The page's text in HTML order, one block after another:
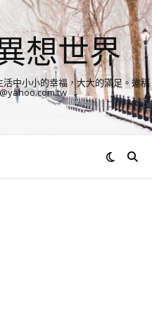
想世界
中小小的幸福，大大的滿足。邀稿